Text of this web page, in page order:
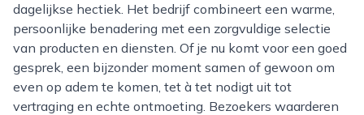
dagelijkse hectiek. Het bedrijf combineert een warme,
persoonlijke benadering met een zorgvuldige selectie
van producten en diensten. Of je nu komt voor een goed
gesprek, een bijzonder moment samen of gewoon om
even op adem te komen, tet à tet nodigt uit tot
vertraging en echte ontmoeting. Bezoekers waarderen